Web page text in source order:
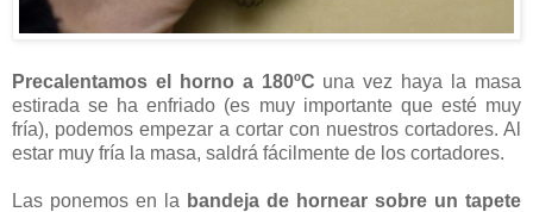
Precalentamos el horno a 180ºC una vez haya la masa
estirada se ha enfriado (es muy importante que esté muy
fría), podemos empezar a cortar con nuestros cortadores. Al
estar muy fría la masa, saldrá fácilmente de los cortadores.
Las ponemos en la bandeja de hornear sobre un tapete